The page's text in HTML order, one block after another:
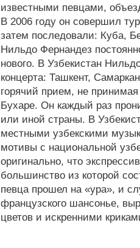
известными певцами,
В 2006 году он совершил
затем последовали: Куба,
Нильдо Фернандез
нового. В Узбекистан
концерта: Ташкент,
горячий прием, не
Бухаре. Он каждый раз
или иной страны. В
местными узбекскими
мотивы с национальной
оригинально, что
большинство из которой
певца прошел на «ура», и
французского шансонье,
цветов и искренними